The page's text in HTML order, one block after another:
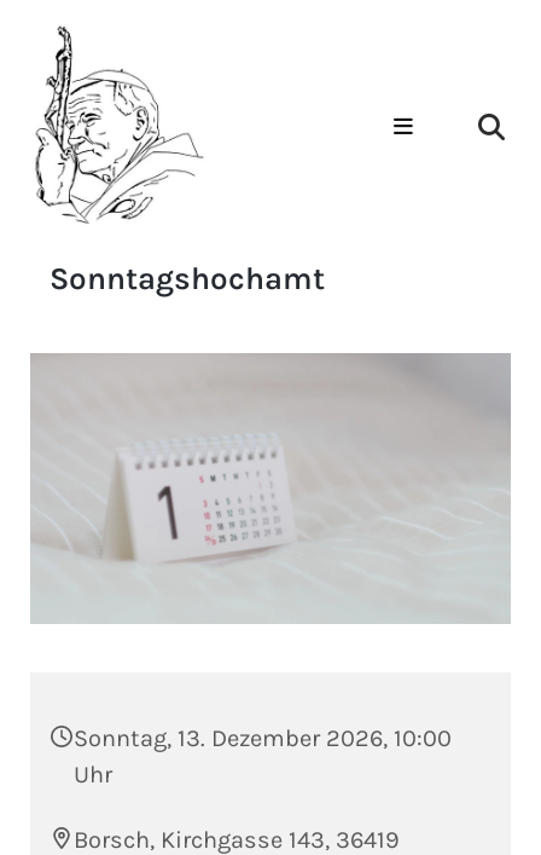
Sonntagshochamt
Sonntag, 13. Dezember 2026, 10:00
Uhr
Borsch, Kirchgasse 143, 36419